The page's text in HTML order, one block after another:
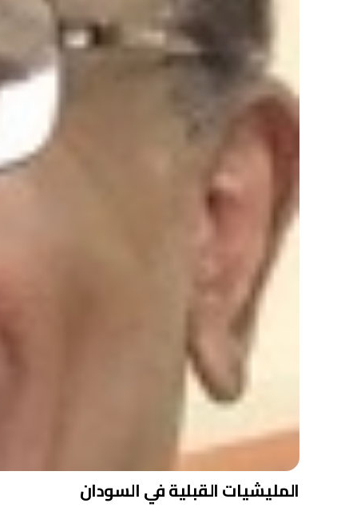
المليشيات القبلية في السودان